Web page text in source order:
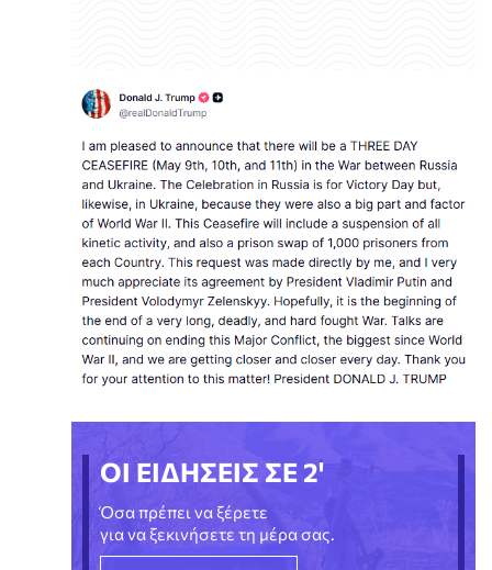
ΟΙ ΕΙΔΗΣΕΙΣ ΣΕ 2'
Όσα πρέπει να ξέρετε
για να ξεκινήσετε τη μέρα σας.